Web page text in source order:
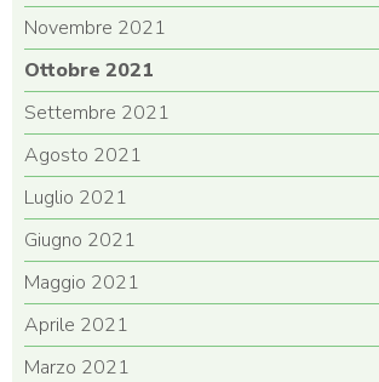
Novembre 2021
Ottobre 2021
Settembre 2021
Agosto 2021
Luglio 2021
Giugno 2021
Maggio 2021
Aprile 2021
Marzo 2021